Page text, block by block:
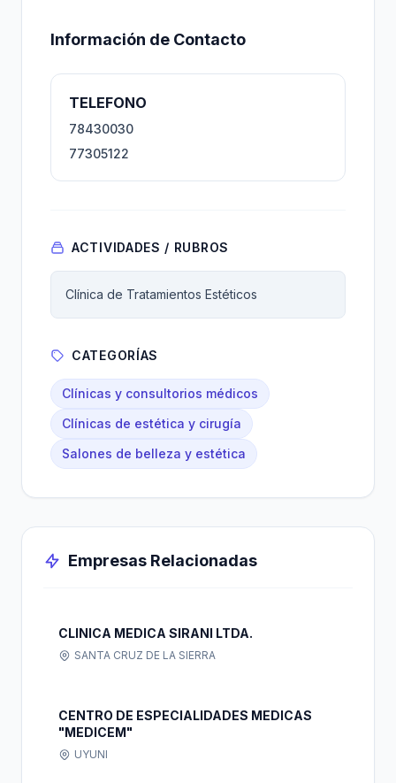
Información de Contacto
TELEFONO
78430030
77305122
ACTIVIDADES / RUBROS
Clínica de Tratamientos Estéticos
CATEGORÍAS
Clínicas y consultorios médicos
Clínicas de estética y cirugía
Salones de belleza y estética
Empresas Relacionadas
CLINICA MEDICA SIRANI LTDA.
SANTA CRUZ DE LA SIERRA
CENTRO DE ESPECIALIDADES MEDICAS
"MEDICEM"
UYUNI